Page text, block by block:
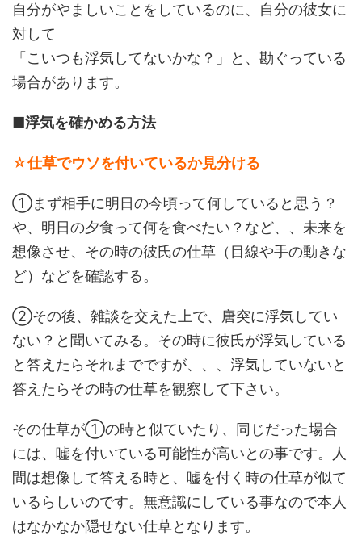
自分がやましいことをしているのに、自分の彼女に
対して
「こいつも浮気してないかな？」と、勘ぐっている
場合があります。
■浮気を確かめる方法
☆仕草でウソを付いているか見分ける
①まず相手に明日の今頃って何していると思う？
や、明日の夕食って何を食べたい？など、、未来を
想像させ、その時の彼氏の仕草（目線や手の動きな
ど）などを確認する。
②その後、雑談を交えた上で、唐突に浮気してい
ない？と聞いてみる。その時に彼氏が浮気している
と答えたらそれまでですが、、、浮気していないと
答えたらその時の仕草を観察して下さい。
その仕草が①の時と似ていたり、同じだった場合
には、嘘を付いている可能性が高いとの事です。人
間は想像して答える時と、嘘を付く時の仕草が似て
いるらしいのです。無意識にしている事なので本人
はなかなか隠せない仕草となります。